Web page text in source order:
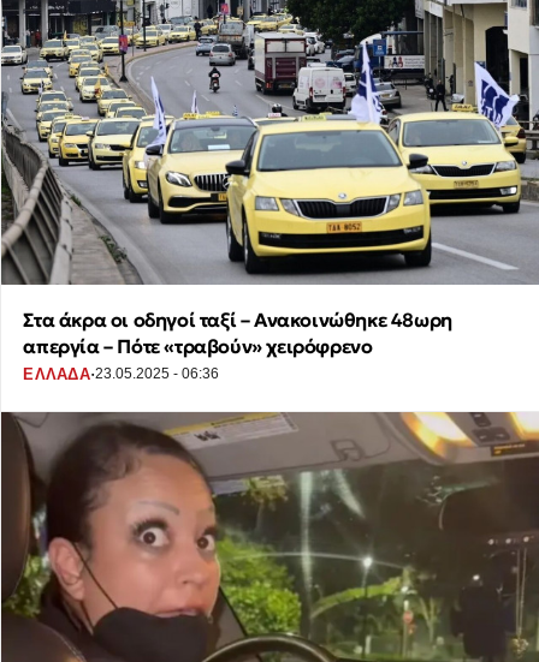
Στα άκρα οι οδηγοί ταξί – Ανακοινώθηκε 48ωρη
απεργία – Πότε «τραβούν» χειρόφρενο
ΕΛΛΑΔΑ·23.05.2025 - 06:36